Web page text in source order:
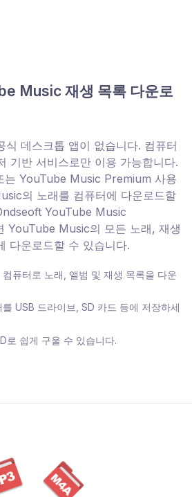
Music 재생 목록 다운로
식 데스크톱 앱이 없습니다. 컴퓨터
기반 서비스로만 이용 가능합니다.
YouTube Music Premium 사용
의 노래를 컴퓨터에 다운로드할
YouTube Music
YouTube Music의 모든 노래, 재생
다운로드할 수 있습니다.
퓨터로 노래, 앨범 및 재생 목록을 다운
USB 드라이브, SD 카드 등에 저장하세
로 쉽게 구울 수 있습니다.